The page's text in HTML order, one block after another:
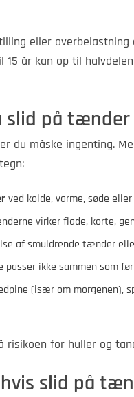
eller
15 år kan op til
slid på tænder
du måske ingenting.
ved kolde, varme, søde
virker flade, korte,
af smuldrende tænder
passer ikke sammen som før
(især om morgenen),
risikoen for huller og
slid på